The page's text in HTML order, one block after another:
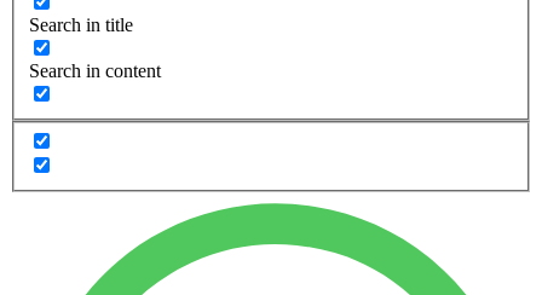
Search in title
Search in content